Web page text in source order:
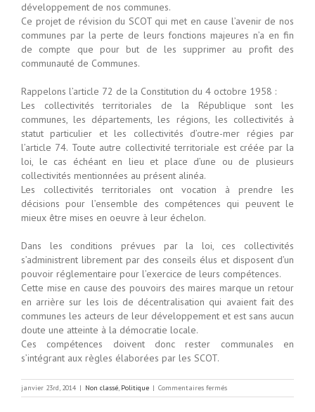
développement de nos communes.
Ce projet de révision du SCOT qui met en cause l’avenir de nos
communes par la perte de leurs fonctions majeures n’a en fin
de compte que pour but de les supprimer au profit des
communauté de Communes.
Rappelons l’article 72 de la Constitution du 4 octobre 1958 :
Les collectivités territoriales de la République sont les
communes, les départements, les régions, les collectivités à
statut particulier et les collectivités d’outre-mer régies par
l’article 74. Toute autre collectivité territoriale est créée par la
loi, le cas échéant en lieu et place d’une ou de plusieurs
collectivités mentionnées au présent alinéa.
Les collectivités territoriales ont vocation à prendre les
décisions pour l’ensemble des compétences qui peuvent le
mieux être mises en oeuvre à leur échelon.
Dans les conditions prévues par la loi, ces collectivités
s’administrent librement par des conseils élus et disposent d’un
pouvoir réglementaire pour l’exercice de leurs compétences.
Cette mise en cause des pouvoirs des maires marque un retour
en arrière sur les lois de décentralisation qui avaient fait des
communes les acteurs de leur développement et est sans aucun
doute une atteinte à la démocratie locale.
Ces compétences doivent donc rester communales en
s’intégrant aux règles élaborées par les SCOT.
janvier 23rd, 2014 | Non classé, Politique | Commentaires ferméssur
Réunion